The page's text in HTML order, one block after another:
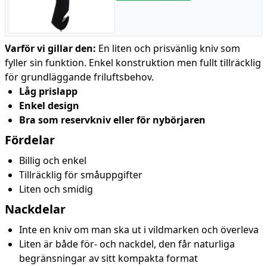
Varför vi gillar den: En liten och prisvänlig kniv som
fyller sin funktion. Enkel konstruktion men fullt tillräcklig
för grundläggande friluftsbehov.
Låg prislapp
Enkel design
Bra som reservkniv eller för nybörjaren
Fördelar
Billig och enkel
Tillräcklig för småuppgifter
Liten och smidig
Nackdelar
Inte en kniv om man ska ut i vildmarken och överleva
Liten är både för- och nackdel, den får naturliga
begränsningar av sitt kompakta format